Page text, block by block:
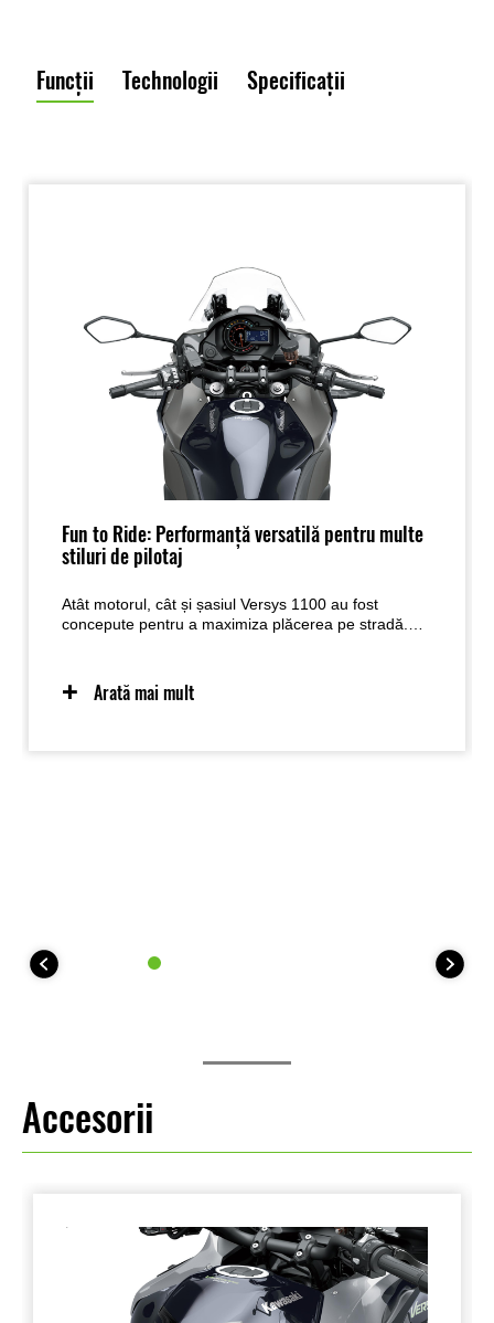
Funcții Technologii Specificații
Fun to Ride: Performanță versatilă pentru multe
stiluri de pilotaj
Atât motorul, cât și șasiul Versys 1100 au fost
concepute pentru a maximiza plăcerea pe stradă.
Four oferă un val de accelerație satisfăcător cu
fiecare mișcare a accelerației - chiar mai mult cu
Arată mai mult
Accesorii